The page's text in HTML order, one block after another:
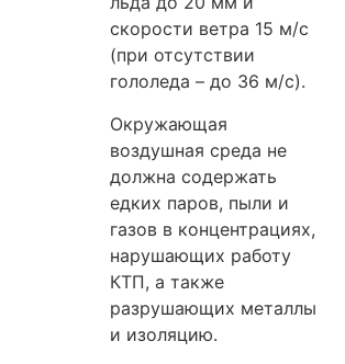
скорости ветра 15 м/с
(при отсутствии
гололеда – до 36 м/с).
Окружающая
воздушная среда не
должна содержать
едких паров, пыли и
газов в концентрациях,
нарушающих работу
КТП, а также
разрушающих металлы
и изоляцию.